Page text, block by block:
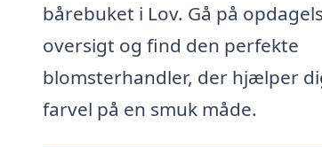
bårebuket i Lov. Gå på
oversigt og find den perfekte
blomsterhandler, der hjælper
farvel på en smuk måde.